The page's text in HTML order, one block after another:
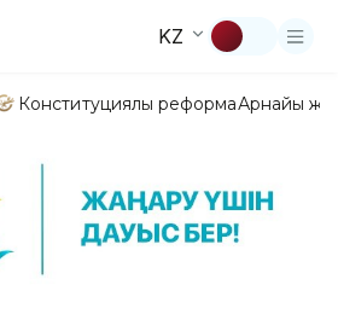
KZ
Конституциялық реформаАрнайы